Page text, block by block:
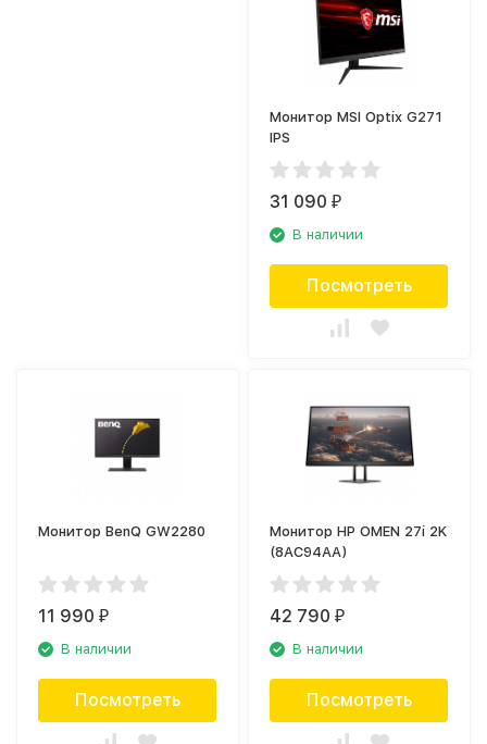
Монитор MSI Optix G271
IPS
31 090₽
В наличии
Посмотреть
Монитор BenQ GW2280
11 990₽
В наличии
Посмотреть
Монитор HP OMEN 27i 2K
(8AC94AA)
42 790₽
В наличии
Посмотреть